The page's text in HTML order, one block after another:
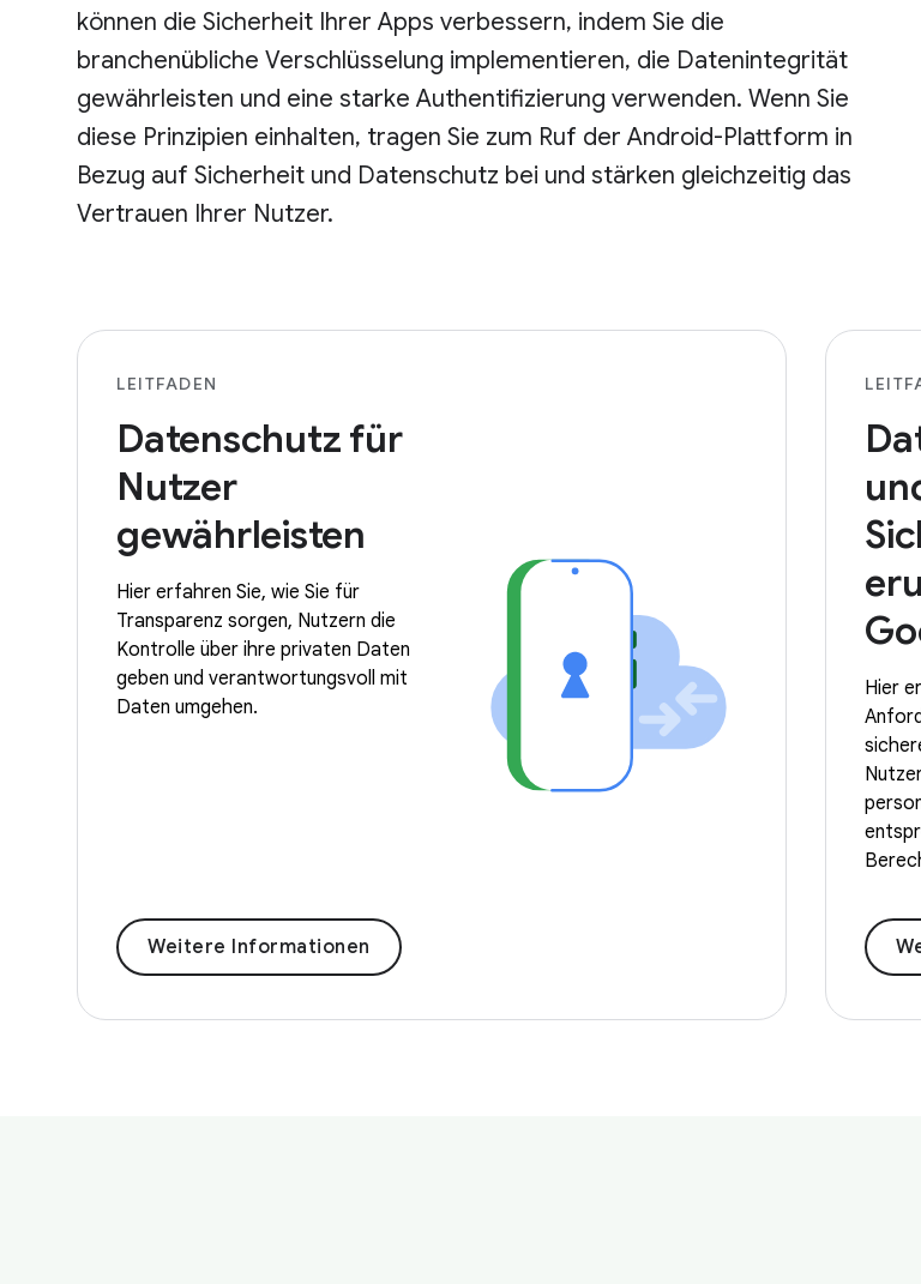
können die Sicherheit Ihrer Apps verbessern, indem Sie die
branchenübliche Verschlüsselung implementieren, die Datenintegrität
gewährleisten und eine starke Authentifizierung verwenden. Wenn Sie
diese Prinzipien einhalten, tragen Sie zum Ruf der Android-Plattform in
Bezug auf Sicherheit und Datenschutz bei und stärken gleichzeitig das
Vertrauen Ihrer Nutzer.
LEITFADEN
Datenschutz für
Nutzer
gewährleisten
Hier erfahren Sie, wie Sie für
Transparenz sorgen, Nutzern die
Kontrolle über ihre privaten Daten
geben und verantwortungsvoll mit
Daten umgehen.
Weitere Informationen
Hier